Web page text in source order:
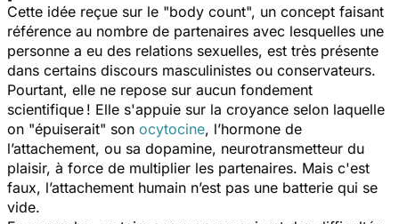
Cette idée reçue sur le "body count", un concept faisant
référence au nombre de partenaires avec lesquelles une
personne a eu des relations sexuelles, est très présente
dans certains discours masculinistes ou conservateurs.
Pourtant, elle ne repose sur aucun fondement
scientifique ! Elle s'appuie sur la croyance selon laquelle
on "épuiserait" son ocytocine, l’hormone de
l’attachement, ou sa dopamine, neurotransmetteur du
plaisir, à force de multiplier les partenaires. Mais c'est
faux, l’attachement humain n’est pas une batterie qui se
vide.